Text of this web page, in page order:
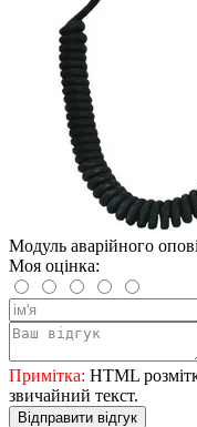
Модуль аварійного
Моя оцінка:
Примітка: HTML
звичайний текст.
Відправити відгук